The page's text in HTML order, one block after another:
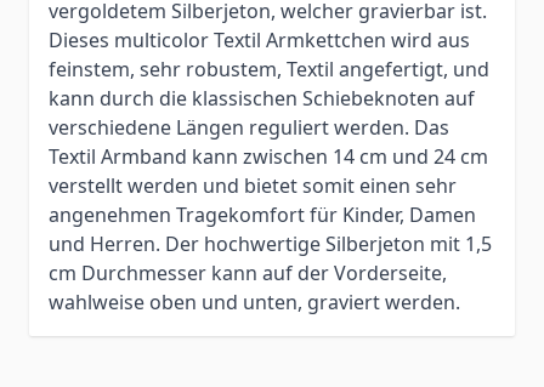
vergoldetem Silberjeton, welcher gravierbar ist.
Dieses multicolor Textil Armkettchen wird aus
feinstem, sehr robustem, Textil angefertigt, und
kann durch die klassischen Schiebeknoten auf
verschiedene Längen reguliert werden. Das
Textil Armband kann zwischen 14 cm und 24 cm
verstellt werden und bietet somit einen sehr
angenehmen Tragekomfort für Kinder, Damen
und Herren. Der hochwertige Silberjeton mit 1,5
cm Durchmesser kann auf der Vorderseite,
wahlweise oben und unten, graviert werden.